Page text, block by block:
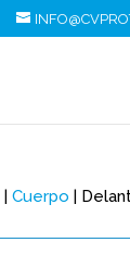
| Cuerpo |